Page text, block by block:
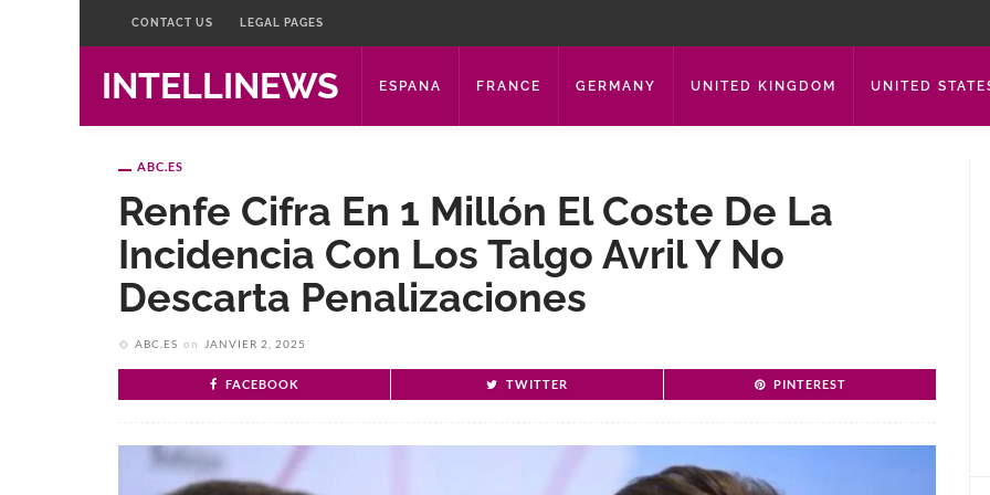
CONTACT US LEGAL PAGES
INTELLINEWS ESPANA FRANCE GERMANY UNITED KINGDOM UNITED
ABC.ES
Renfe Cifra En 1 Millón El Coste De La
Incidencia Con Los Talgo Avril Y No
Descarta Penalizaciones
ABC.ES on JANVIER 2, 2025
FACEBOOK TWITTER PINTEREST